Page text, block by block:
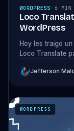
WORDPRESS · 6 MIN
Loco
WordPress
Hoy les traigo
Loco Translate
Jefferson
WORDPRESS